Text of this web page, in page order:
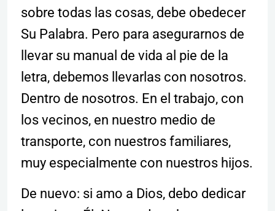
sobre todas las cosas, debe obedecer
Su Palabra. Pero para asegurarnos de
llevar su manual de vida al pie de la
letra, debemos llevarlas con nosotros.
Dentro de nosotros. En el trabajo, con
los vecinos, en nuestro medio de
transporte, con nuestros familiares,
muy especialmente con nuestros hijos.
De nuevo: si amo a Dios, debo dedicar